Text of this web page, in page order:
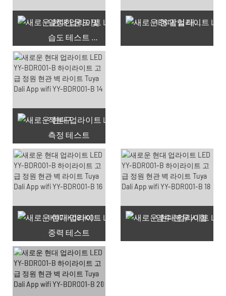
일정한 온도 및
습도 테스트 챔버
IES 암실 테스트
적분구
측정 테스트
사용 가능한 쿠폰 66개
IK07 IK08 IK09 IK10
중력 테스트
염수 분무 시험